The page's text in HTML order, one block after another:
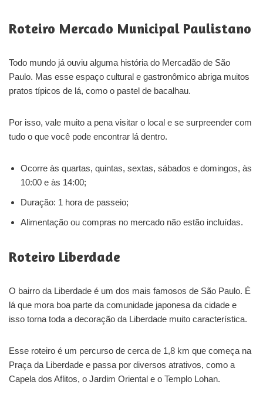
Roteiro Mercado Municipal Paulistano
Todo mundo já ouviu alguma história do Mercadão de São
Paulo. Mas esse espaço cultural e gastronômico abriga muitos
pratos típicos de lá, como o pastel de bacalhau.
Por isso, vale muito a pena visitar o local e se surpreender com
tudo o que você pode encontrar lá dentro.
Ocorre às quartas, quintas, sextas, sábados e domingos, às
10:00 e às 14:00;
Duração: 1 hora de passeio;
Alimentação ou compras no mercado não estão incluídas.
Roteiro Liberdade
O bairro da Liberdade é um dos mais famosos de São Paulo. É
lá que mora boa parte da comunidade japonesa da cidade e
isso torna toda a decoração da Liberdade muito característica.
Esse roteiro é um percurso de cerca de 1,8 km que começa na
Praça da Liberdade e passa por diversos atrativos, como a
Capela dos Aflitos, o Jardim Oriental e o Templo Lohan.